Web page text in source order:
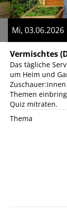
Mi,
Vermischtes
Das tägliche
um Heim und
Themen
Quiz mitraten.
Thema